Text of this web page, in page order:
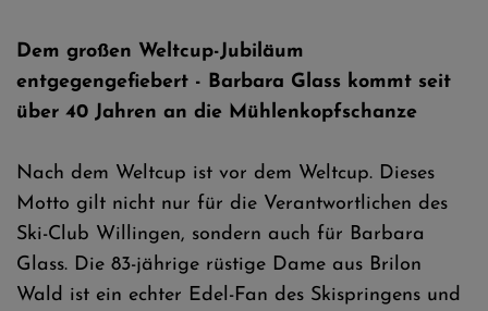
Dem großen Weltcup-Jubiläum
entgegengefiebert - Barbara Glass kommt seit
über 40 Jahren an die Mühlenkopfschanze
Nach dem Weltcup ist vor dem Weltcup. Dieses
Motto gilt nicht nur für die Verantwortlichen des
Ski-Club Willingen, sondern auch für Barbara
Glass. Die 83-jährige rüstige Dame aus Brilon
Wald ist ein echter Edel-Fan des Skispringens und